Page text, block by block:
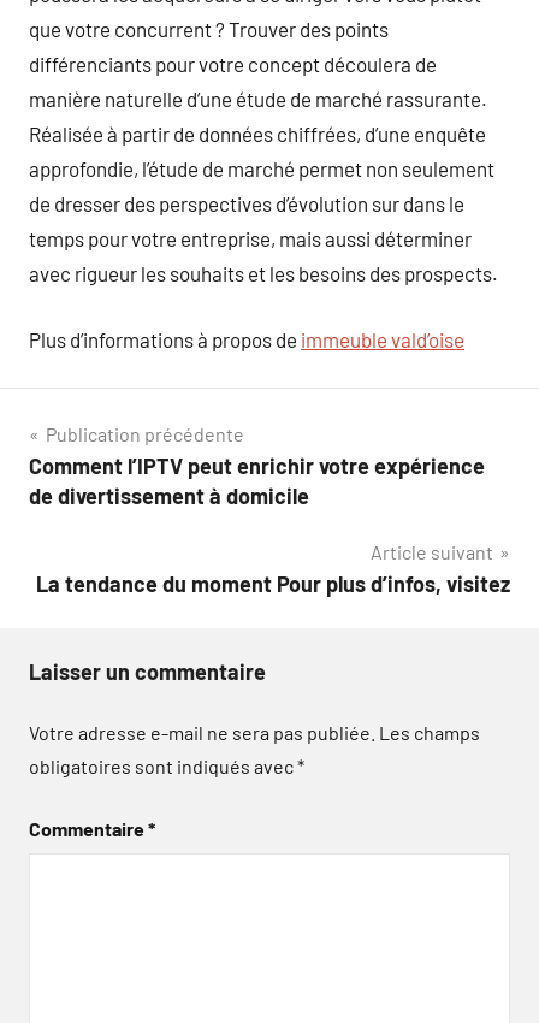
que votre concurrent ? Trouver des points
différenciants pour votre concept découlera de
manière naturelle d’une étude de marché rassurante.
Réalisée à partir de données chiffrées, d’une enquête
approfondie, l’étude de marché permet non seulement
de dresser des perspectives d’évolution sur dans le
temps pour votre entreprise, mais aussi déterminer
avec rigueur les souhaits et les besoins des prospects.
Plus d’informations à propos de immeuble vald’oise
Navigation
de
Publication précédente
Comment l’IPTV peut enrichir votre expérience
de divertissement à domicile
Article suivant
La tendance du moment Pour plus d’infos, visitez
Laisser un commentaire
Votre adresse e-mail ne sera pas publiée. Les champs
obligatoires sont indiqués avec*
Commentaire*